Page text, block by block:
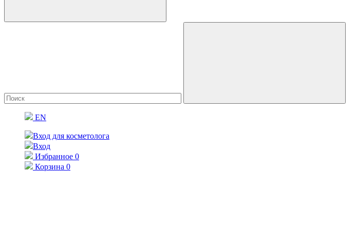
EN
Вход для косметолога
Вход
Избранное 0
Корзина 0